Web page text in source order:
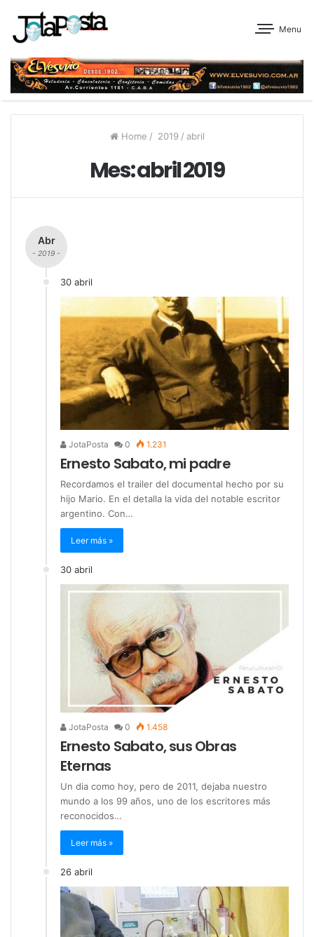
Menu
Home / 2019 / abril
Mes:abril 2019
Abr
- 2019 -
30 abril
JotaPosta 0 1.231
Ernesto Sabato, mi padre
Recordamos el trailer del documental hecho por su
hijo Mario. En el detalla la vida del notable escritor
argentino. Con…
Leer más »
30 abril
JotaPosta 0 1.458
Ernesto Sabato, sus Obras
Eternas
Un dia como hoy, pero de 2011, dejaba nuestro
mundo a los 99 años, uno de los escritores más
reconocidos…
Leer más »
26 abril